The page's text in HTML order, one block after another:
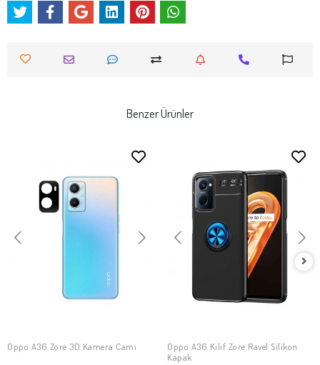
Benzer Ürünler
SEPETE EKLE
Oppo A36 Zore 3D Kamera Camı
SEPETE EKLE
Oppo A36 Kılıf Zore Ravel Silikon
Kapak